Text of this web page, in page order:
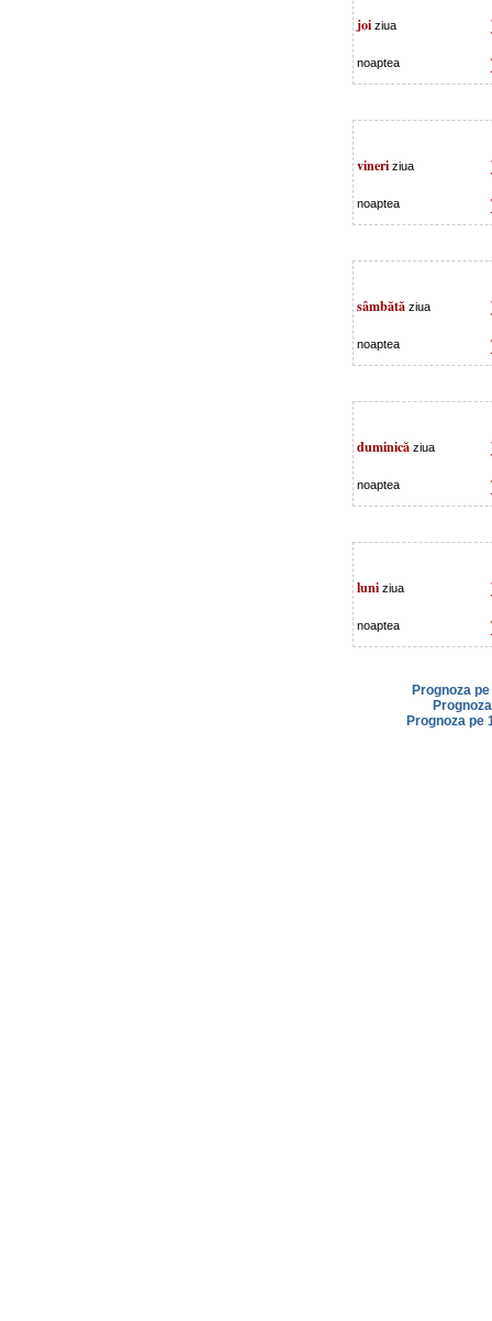
joi ziua
noaptea
vineri ziua
noaptea
sâmbătă ziua
noaptea
duminică ziua
noaptea
luni ziua
noaptea
Prognoza
Prognoza pe